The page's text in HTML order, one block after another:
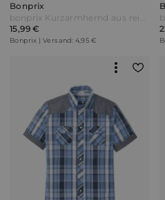
Bonprix
bonprix Kurzarmhemd aus reiner Baumwolle Grau
15,99 €
Bonprix | Versand: 4,95 €